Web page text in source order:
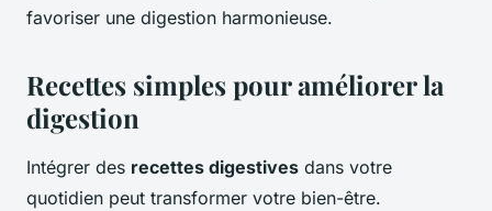
favoriser une digestion harmonieuse.
Recettes simples pour améliorer la
digestion
Intégrer des recettes digestives dans votre
quotidien peut transformer votre bien-être.